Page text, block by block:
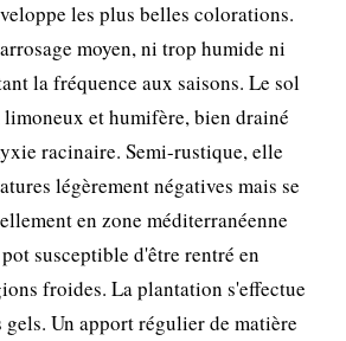
les plus belles colorations.
moyen, ni trop humide ni
la fréquence aux saisons. Le sol
et humifère, bien drainé
racinaire. Semi-rustique, elle
légèrement négatives mais se
en zone méditerranéenne
susceptible d'être rentré en
froides. La plantation s'effectue
gels. Un apport régulier de matière